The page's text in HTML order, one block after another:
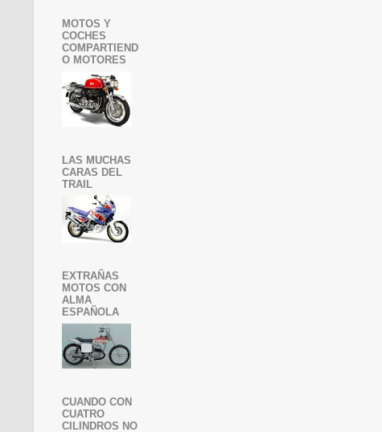
MOTOS Y
COCHES
COMPARTIEND
O MOTORES
LAS MUCHAS
CARAS DEL
TRAIL
EXTRAÑAS
MOTOS CON
ALMA
ESPAÑOLA
CUANDO CON
CUATRO
CILINDROS NO